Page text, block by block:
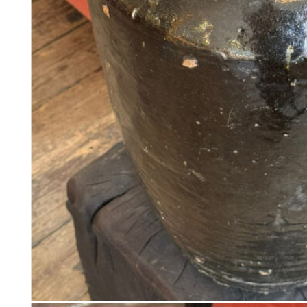
DKK Tilføj til kurv 98
Se kurvKasse